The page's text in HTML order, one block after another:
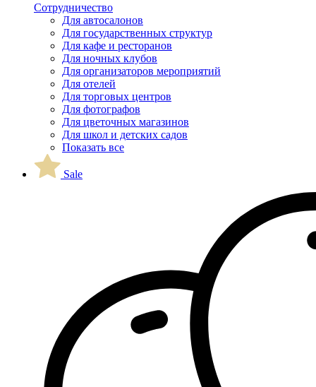
Сотрудничество
Для автосалонов
Для государственных структур
Для кафе и ресторанов
Для ночных клубов
Для организаторов мероприятий
Для отелей
Для торговых центров
Для фотографов
Для цветочных магазинов
Для школ и детских садов
Показать все
Sale